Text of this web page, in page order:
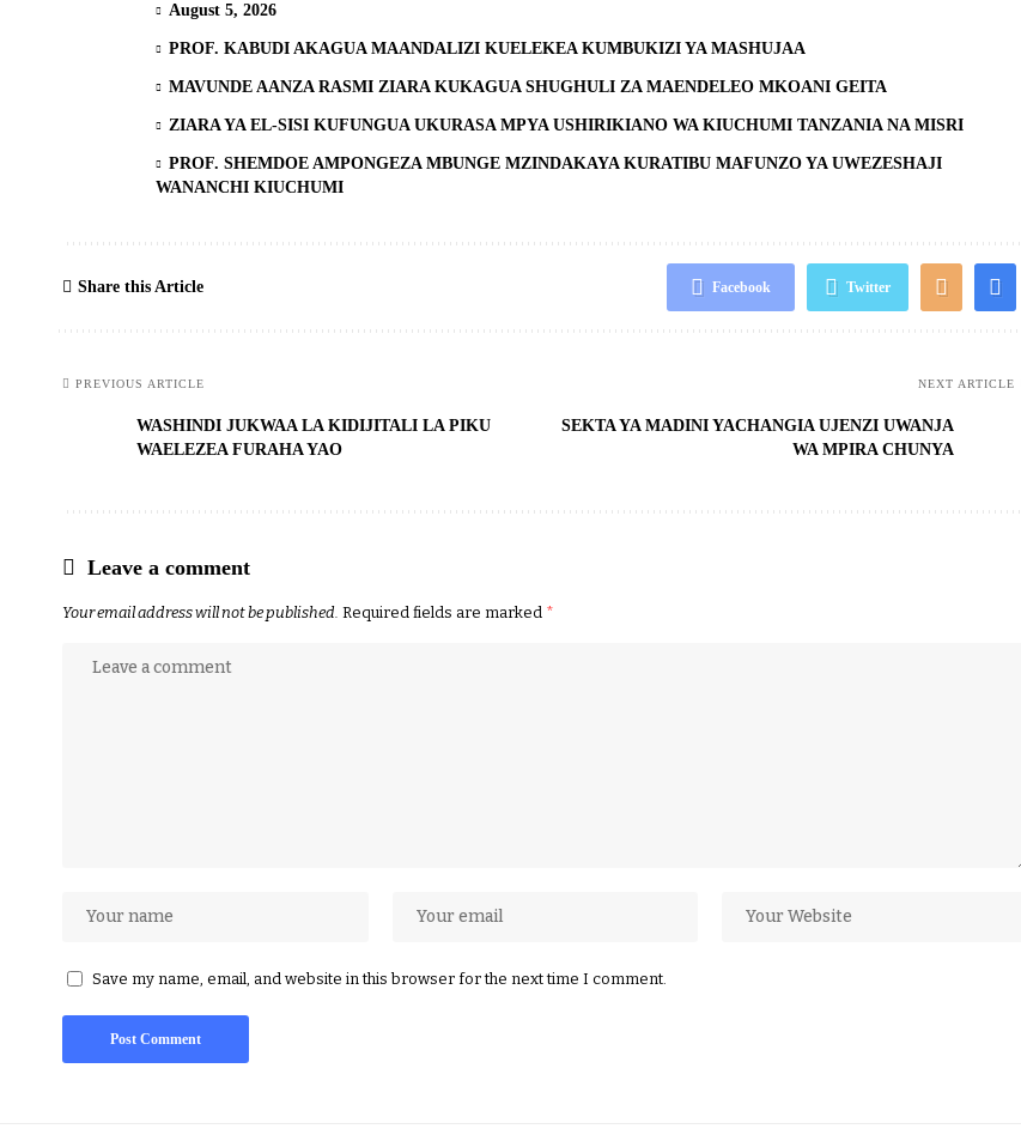
August 5, 2026
PROF. KABUDI AKAGUA MAANDALIZI KUELEKEA KUMBUKIZI YA MASHUJAA
MAVUNDE AANZA RASMI ZIARA KUKAGUA SHUGHULI ZA MAENDELEO MKOANI GEITA
ZIARA YA EL-SISI KUFUNGUA UKURASA MPYA USHIRIKIANO WA KIUCHUMI TANZANIA NA MISRI
PROF. SHEMDOE AMPONGEZA MBUNGE MZINDAKAYA KURATIBU MAFUNZO YA UWEZESHAJI
WANANCHI KIUCHUMI
Share this Article Facebook Twitter
PREVIOUS ARTICLE
WASHINDI JUKWAA LA KIDIJITALI LA PIKU
WAELEZEA FURAHA YAO
NEXT ARTICLE
SEKTA YA MADINI YACHANGIA UJENZI UWANJA
WA MPIRA CHUNYA
Leave a comment
Your email address will not be published. Required fields are marked *
Save my name, email, and website in this browser for the next time I comment.